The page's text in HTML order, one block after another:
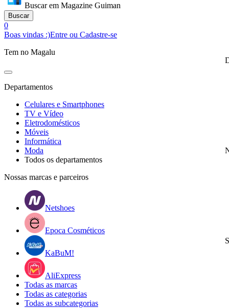
Buscar em Magazine Guiman
Buscar
0
Boas vindas :)Entre ou Cadastre-se
Tem no Magalu
Departamentos
Celulares e Smartphones
TV e Vídeo
Eletrodomésticos
Móveis
Informática
Moda
Todos os departamentos
Nossas marcas e parceiros
Netshoes
Epoca Cosméticos
KaBuM!
AliExpress
Todas as marcas
Todas as categorias
Todas as subcategorias